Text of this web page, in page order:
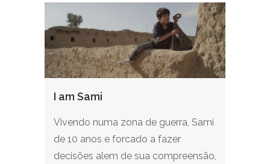
I am Sami
Vivendo numa zona de guerra, Sami
de 10 anos e forcado a fazer
decisões alem de sua compreensão,